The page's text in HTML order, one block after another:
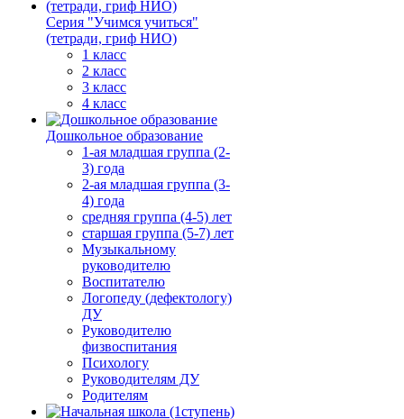
Серия "Учимся учиться"
(тетради, гриф НИО)
1 класс
2 класс
3 класс
4 класс
Дошкольное образование
1-ая младшая группа (2-
3) года
2-ая младшая группа (3-
4) года
средняя группа (4-5) лет
старшая группа (5-7) лет
Музыкальному
руководителю
Воспитателю
Логопеду (дефектологу)
ДУ
Руководителю
физвоспитания
Психологу
Руководителям ДУ
Родителям